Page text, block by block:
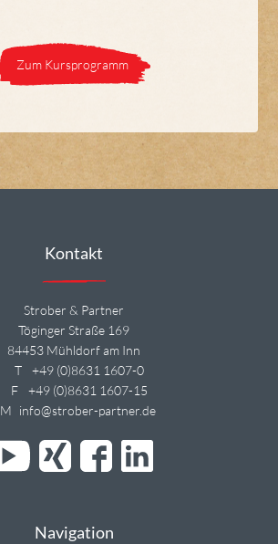
Zum Kursprogramm
Kontakt
Strober & Partner
Töginger Straße 169
84453 Mühldorf am Inn
T
+49 (0)8631 1607-0
F
+49 (0)8631 1607-15
M info@strober-partner.de
Navigation